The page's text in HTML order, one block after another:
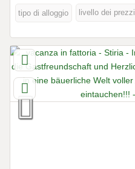
tipo di alloggio livello dei prezzi